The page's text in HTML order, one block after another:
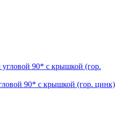
90* с крышкой (гор. цинк)